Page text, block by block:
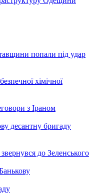
попали під удар
хімічної
з Іраном
десантну бригаду
до Зеленського